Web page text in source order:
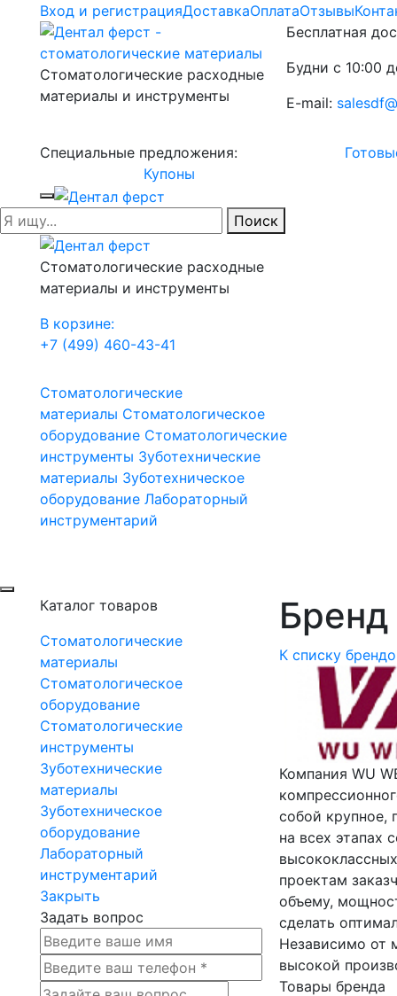
Вход и регистрацияДоставкаОплатаОтзывы
Стоматологические расходные
материалы и инструменты
Бесплатная
Будни с 10:00
E-mail:
Специальные предложения:
Купоны
Поиск
Стоматологические расходные
материалы и инструменты
В корзине:
+7 (499) 460-43-41
Стоматологические
материалы Стоматологическое
оборудование Стоматологические
инструменты Зуботехнические
материалы Зуботехническое
оборудование Лабораторный
инструментарий
Каталог товаров
Стоматологические
материалы
Стоматологическое
оборудование
Стоматологические
инструменты
Зуботехнические
материалы
Зуботехническое
оборудование
Лабораторный
инструментарий
Закрыть
Задать вопрос
К списку
Компания WU
собой крупное,
на всех этапах
проектам
объему,
сделать
Независимо от
высокой
Товары бренда